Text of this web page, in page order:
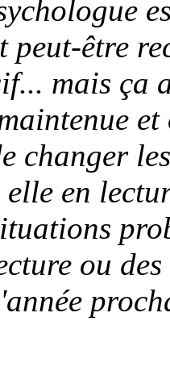
peut-être
mais
changer
en
ou